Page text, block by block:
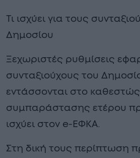
Τι ισχύει για τους
Δημοσίου
Ξεχωριστές ρυθμίσεις
συνταξιούχους του
εντάσσονται στο
συμπαράστασης ετέρου
ισχύει στον e-ΕΦΚΑ.
Στη δική τους περίπτωση